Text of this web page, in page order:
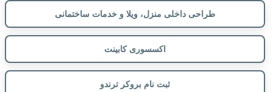
طراحی داخلی منزل، ویلا و خدمات ساختمانی
اکسسوری کابینت
ثبت نام بروکر ترندو